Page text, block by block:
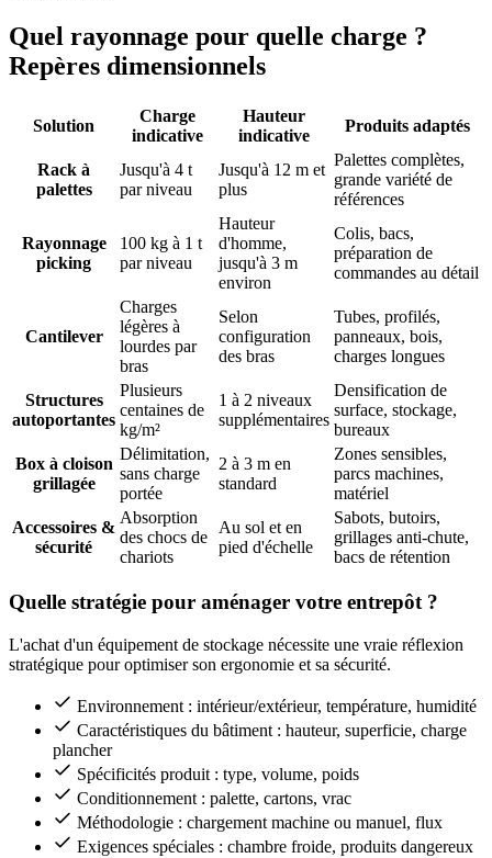
Quel rayonnage pour quelle charge ?
Repères dimensionnels
Solution
Charge
indicative
Hauteur
indicative
Produits adaptés
Rack à
palettes
Jusqu'à 4 t
par niveau
Jusqu'à 12 m et
plus
Palettes complètes,
grande variété de
références
Rayonnage
picking
100 kg à 1 t
par niveau
Hauteur
d'homme,
jusqu'à 3 m
environ
Colis, bacs,
préparation de
commandes au détail
Cantilever
Charges
légères à
lourdes par
bras
Selon
configuration
des bras
Tubes, profilés,
panneaux, bois,
charges longues
Structures
autoportantes
Plusieurs
centaines de
kg/m²
1 à 2 niveaux
supplémentaires
Densification de
surface, stockage,
bureaux
Box à cloison
grillagée
Délimitation,
sans charge
portée
2 à 3 m en
standard
Zones sensibles,
parcs machines,
matériel
Accessoires &
sécurité
Absorption
des chocs de
chariots
Au sol et en
pied d'échelle
Sabots, butoirs,
grillages anti-chute,
bacs de rétention
Quelle stratégie pour aménager votre entrepôt ?
L'achat d'un équipement de stockage nécessite une vraie réflexion
stratégique pour optimiser son ergonomie et sa sécurité.
Environnement : intérieur/extérieur, température, humidité
Caractéristiques du bâtiment : hauteur, superficie, charge
plancher
Spécificités produit : type, volume, poids
Conditionnement : palette, cartons, vrac
Méthodologie : chargement machine ou manuel, flux
Exigences spéciales : chambre froide, produits dangereux